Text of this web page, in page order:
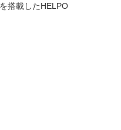
搭載したHELPO